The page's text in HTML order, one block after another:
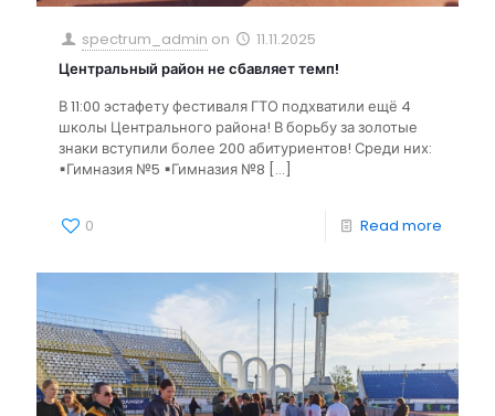
spectrum_admin on
11.11.2025
Центральный район не сбавляет темп!
В 11:00 эстафету фестиваля ГТО подхватили ещё 4
школы Центрального района! В борьбу за золотые
знаки вступили более 200 абитуриентов! Среди них:
▪Гимназия №5 ▪Гимназия №8 […]
0 Read more